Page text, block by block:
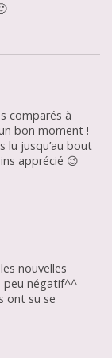
comparés à
bon moment !
lu jusqu’au bout
apprécié 😉
nouvelles
peu négatif^^
ont su se